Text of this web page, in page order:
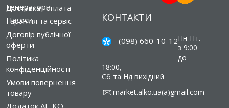
Генератори
Насоси
Доставка і оплата
Гарантія та сервіс
Договір публічної
оферти
Політика
конфіденційності
Умови повернення
товару
Додаток AL-KO
КОНТАКТИ
(098) 660-10-12Пн-Пт.
з 9:00
до
18:00,
Сб та Нд вихідний
market.alko.ua(a)gmail.com